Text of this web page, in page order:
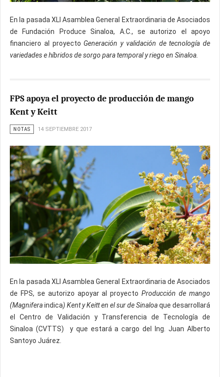
En la pasada XLI Asamblea General Extraordinaria de Asociados
de Fundación Produce Sinaloa, A.C., se autorizo el apoyo
financiero al proyectoGeneración y validación de tecnología de
variedades e híbridos de sorgo para temporal y riego en Sinaloa.
FPS apoya el proyecto de producción de mango
Kent y Keitt
NOTAS 14 SEPTIEMBRE 2017
En la pasada XLI Asamblea General Extraordinaria de Asociados
de FPS, se autorizo apoyar al proyectoProducción de mango
(Magniferaindica) Kent y Keitt en el sur de Sinaloaque desarrollará
el Centro de Validación y Transferencia de Tecnología de
Sinaloa (CVTTS) y que estará a cargo del Ing. Juan Alberto
Santoyo Juárez.